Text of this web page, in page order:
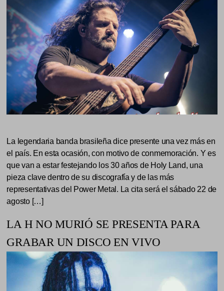
La legendaria banda brasileña dice presente una vez más en
el país. En esta ocasión, con motivo de conmemoración. Y es
que van a estar festejando los 30 años de Holy Land, una
pieza clave dentro de su discografía y de las más
representativas del Power Metal. La cita será el sábado 22 de
agosto […]
LA H NO MURIÓ SE PRESENTA PARA
GRABAR UN DISCO EN VIVO